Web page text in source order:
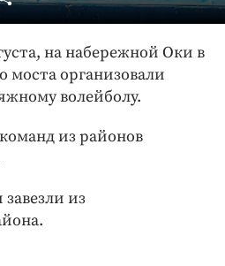
на набережной Оки в
моста организовали
волейболу.
из районов
из